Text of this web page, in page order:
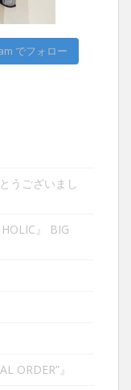
でフォロー
うございまし
』 BIG
ORDER”』